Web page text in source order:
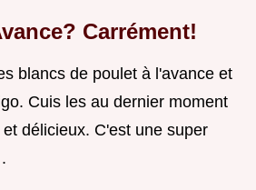
Carrément!
blancs de poulet à l'avance et
Cuis les au dernier moment
délicieux. C'est une super
.